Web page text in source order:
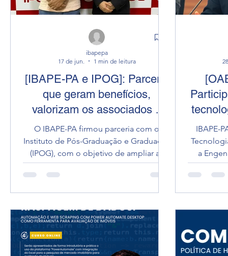
urbanas não devem apre
[IBAPE-PA e IPOG]: Parceria
que geram benefícios,
valorizam os associados e
fortalecem a Engenharia no
Pará.
O IBAPE-PA firmou parceria com o
Instituto de Pós-Graduação e Graduação
(IPOG), com o objetivo de ampliar as
oportunidades de qualificação
profissional e acadêmica para seus
acesso a condições especiais e 18%
descontos na matrícula e nas
mensalidades de cursos de graduação e
pós-graduação ofertados pelo IPOG. A
ibapepa
17 de jun.
1 min de leitura
IBAPE-
a
apoio à
Escola
Pará